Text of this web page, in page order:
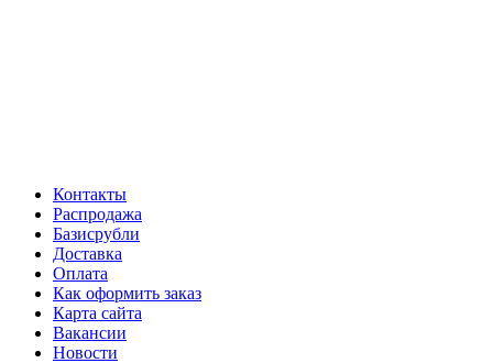
Контакты
Распродажа
Базисрубли
Доставка
Оплата
Как оформить заказ
Карта сайта
Вакансии
Новости